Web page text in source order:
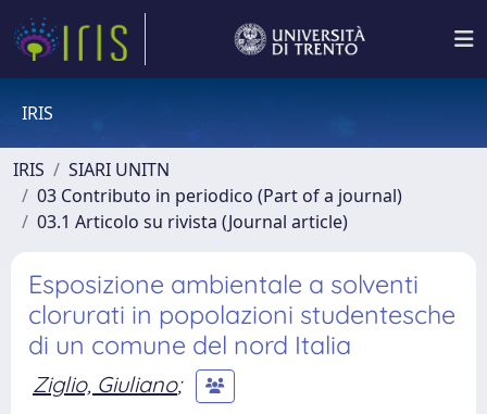
IRIS
IRIS
SIARI UNITN
03 Contributo in periodico (Part of a journal)
03.1 Articolo su rivista (Journal article)
Esposizione ambientale a solventi
clorurati in popolazioni studentesche
di un comune del nord Italia
Ziglio, Giuliano;